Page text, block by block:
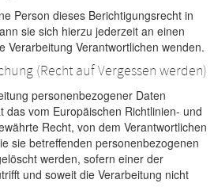
Person dieses Berichtigungsrecht in
sie sich hierzu jederzeit an einen
Verarbeitung Verantwortlichen wenden.
(Recht auf Vergessen werden)
personenbezogener Daten
das vom Europäischen Richtlinien- und
Recht, von dem Verantwortlichen
sie betreffenden personenbezogenen
werden, sofern einer der
und soweit die Verarbeitung nicht